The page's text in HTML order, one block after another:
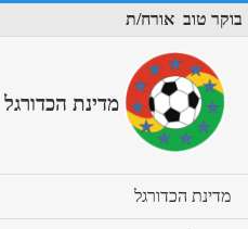
בוקר טוב אורח/ת
מדינת הכדורגל
מדינת הכדורגל
to